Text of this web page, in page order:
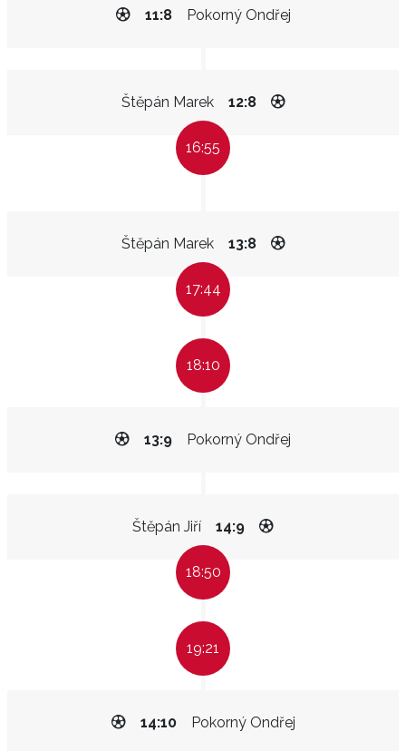
Pokorný Ondřej
11:8
Štěpán Marek 12:8
16:55
Štěpán Marek 13:8
17:44
18:10
Pokorný Ondřej
13:9
Štěpán Jiří 14:9
18:50
19:21
Pokorný Ondřej
14:10